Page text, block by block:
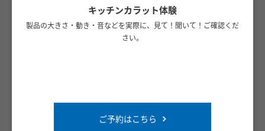
キッチンカラット体験
製品の大きさ・動き・音などを実際に、見て！聞いて！ご確認くだ
さい。
ご予約はこちら